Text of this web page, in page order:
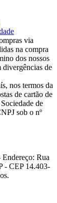
via
na compra
dos nossos
divergências de
nos termos da
de cartão de
de
sob o nº
Rua
- CEP 14.403-